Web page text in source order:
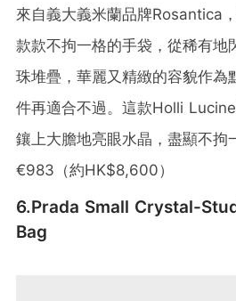
來自義大義米蘭品牌Rosantica
款款不拘一格的手袋，從稀有地
珠堆疊，華麗又精緻的容貌作為
件再適合不過。這款Holli
鑲上大膽地亮眼水晶，盡顯不拘
€983（約HK$8,600）
6.Prada Small Crystal-
Bag